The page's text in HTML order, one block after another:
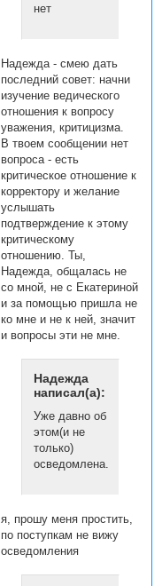
нет
Надежда - смею дать
последний совет: начни
изучение ведического
отношения к вопросу
уважения, критицизма.
В твоем сообщении нет
вопроса - есть
критическое отношение к
корректору и желание
услышать
подтверждение к этому
критическому
отношению. Ты,
Надежда, общалась не
со мной, не с Екатериной
и за помощью пришла не
ко мне и не к ней, значит
и вопросы эти не мне.
Надежда
написал(а):
Уже давно об
этом(и не
только)
осведомлена...
я, прошу меня простить,
по поступкам не вижу
осведомления